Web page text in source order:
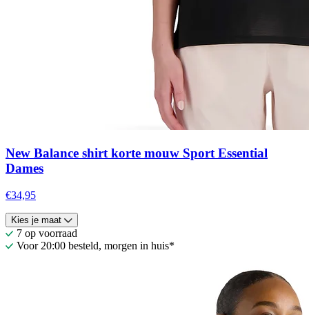
New Balance shirt korte mouw Sport Essential
Dames
€34,95
Kies je maat
7 op voorraad
Voor 20:00 besteld, morgen in huis*